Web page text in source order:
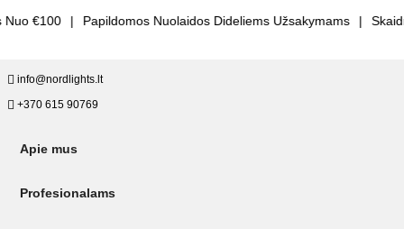
€100 | Papildomos Nuolaidos Dideliems Užsakymams | Skaidri
info@nordlights.lt
+370 615 90769
Apie mus
Profesionalams